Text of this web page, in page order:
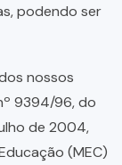
podendo ser
nossos
9394/96, do
de 2004,
(MEC)